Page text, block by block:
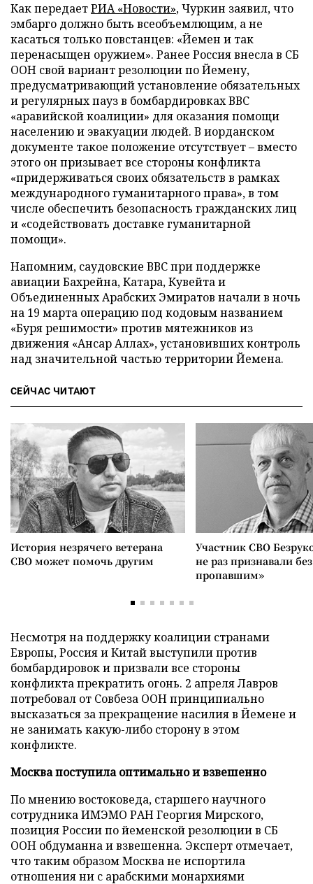
Как передаетРИА «Новости», Чуркин заявил, что
эмбарго должно быть всеобъемлющим, а не
касаться только повстанцев: «Йемен и так
перенасыщен оружием». Ранее Россия внесла в СБ
ООН свой вариант резолюции по Йемену,
предусматривающий установление обязательных
и регулярных пауз в бомбардировках ВВС
«аравийской коалиции» для оказания помощи
населению и эвакуации людей. В иорданском
документе такое положение отсутствует – вместо
этого он призывает все стороны конфликта
«придерживаться своих обязательств в рамках
международного гуманитарного права», в том
числе обеспечить безопасность гражданских лиц
и «содействовать доставке гуманитарной
помощи».
Напомним, саудовские ВВС при поддержке
авиации Бахрейна, Катара, Кувейта и
Объединенных Арабских Эмиратов начали в ночь
на 19 марта операцию под кодовым названием
«Буря решимости» против мятежников из
движения «Ансар Аллах», установивших контроль
над значительной частью территории Йемена.
СЕЙЧАС ЧИТАЮТ
История незрячего ветерана
СВО может помочь другим
Участник СВО
не раз признавали
пропавшим»
Несмотря на поддержку коалиции странами
Европы, Россия и Китай выступили против
бомбардировок и призвали все стороны
конфликта прекратить огонь. 2 апреля Лавров
потребовал от Совбеза ООН принципиально
высказаться за прекращение насилия в Йемене и
не занимать какую-либо сторону в этом
конфликте.
Москва поступила оптимально и взвешенно
По мнению востоковеда, старшего научного
сотрудника ИМЭМО РАН Георгия Мирского,
позиция России по йеменской резолюции в СБ
ООН обдуманна и взвешенна. Эксперт отмечает,
что таким образом Москва не испортила
отношения ни с арабскими монархиями